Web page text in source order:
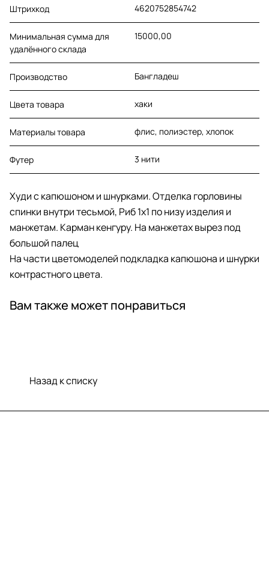
Штрихкод 4620752854742
Минимальная сумма для
удалённого склада
15000,00
Производство Бангладеш
Цвета товара хаки
Материалы товара флис, полиэстер, хлопок
Футер 3 нити
Худи с капюшоном и шнурками. Отделка горловины
спинки внутри тесьмой, Риб 1х1 по низу изделия и
манжетам. Карман кенгуру. На манжетах вырез под
большой палец
На части цветомоделей подкладка капюшона и шнурки
контрастного цвета.
Вам также может понравиться
Назад к списку